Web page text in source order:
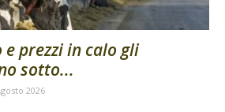
prezzi in calo gli
sotto...
2026